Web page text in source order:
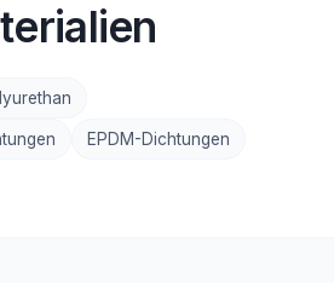
EPDM-Dichtungen